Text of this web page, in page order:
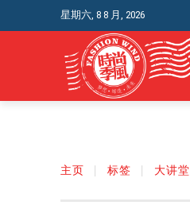
星期六, 8 8 月, 2026
主页 标签 大讲堂